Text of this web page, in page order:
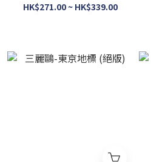
HK$271.00 ~ HK$339.00